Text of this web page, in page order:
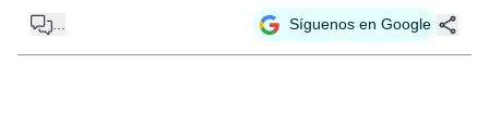
Síguenos en Google